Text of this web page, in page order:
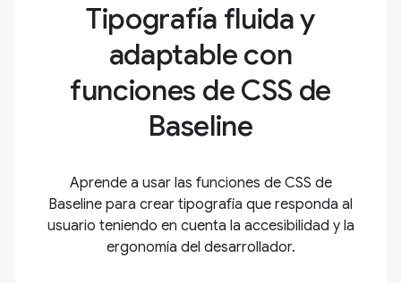
Tipografía fluida y
adaptable con
funciones de CSS de
Baseline
Aprende a usar las funciones de CSS de
Baseline para crear tipografía que responda al
usuario teniendo en cuenta la accesibilidad y la
ergonomía del desarrollador.